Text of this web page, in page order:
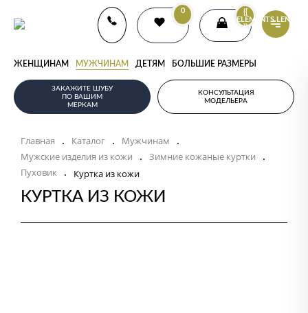
0
{{
ELEMENTS.LENGTH
}}
ЖЕНЩИНАМ МУЖЧИНАМ ДЕТЯМ БОЛЬШИЕ РАЗМЕРЫ
ЗАКАЖИТЕ ШУБУ
ПО ВАШИМ
МЕРКАМ
КОНСУЛЬТАЦИЯ
МОДЕЛЬЕРА
Главная . Каталог . Мужчинам .
Мужские изделия из кожи . Зимние кожаные куртки .
Пуховик . Куртка из кожи
КУРТКА ИЗ КОЖИ